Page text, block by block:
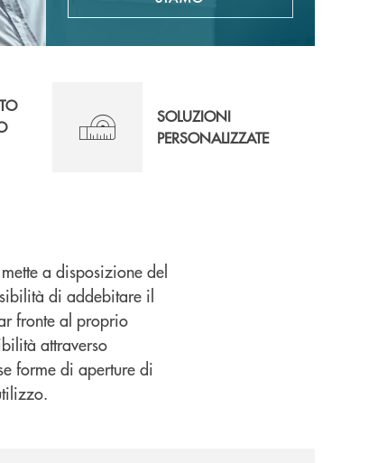
SOLUZIONI
PERSONALIZZATE
a disposizione del
di addebitare il
fronte al proprio
attraverso
forme di aperture di